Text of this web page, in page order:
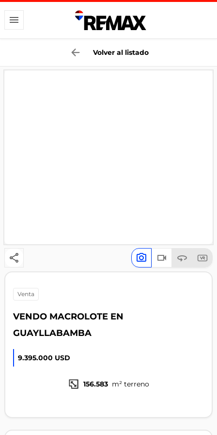
Volver al listado
venta
VENDO MACROLOTE EN
GUAYLLABAMBA
9.395.000 USD
156.583 m² terreno